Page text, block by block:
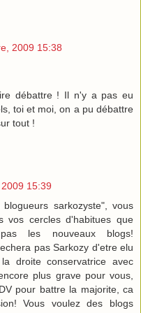
2009 15:38
débattre ! Il n'y a pas eu
toi et moi, on a pu débattre
tout !
15:39
sarkozyste", vous
vos cercles d'habitues que
les nouveaux blogs!
pas Sarkozy d'etre elu
droite conservatrice avec
plus grave pour vous,
pour battre la majorite, ca
Vous voulez des blogs